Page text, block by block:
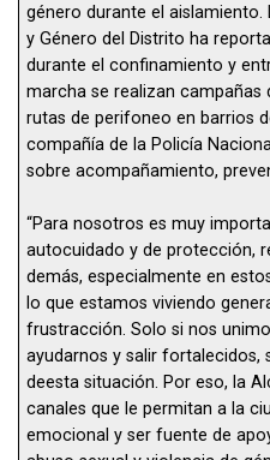
género durante el aislamiento.
y Género del Distrito ha
durante el confinamiento y
marcha se realizan
rutas de perifoneo en barrios
compañía de la Policía
sobre acompañamiento,
“Para nosotros es muy
autocuidado y de protección,
demás, especialmente en
lo que estamos viviendo
frustracción. Solo si nos
ayudarnos y salir fortalecidos,
deesta situación. Por eso, la
canales que le permitan a la
emocional y ser fuente de